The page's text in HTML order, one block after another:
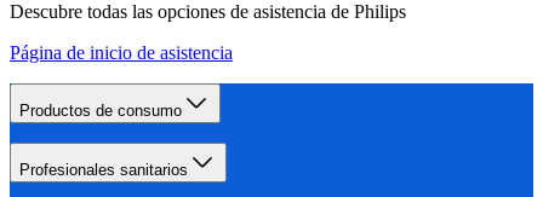
Descubre todas las opciones de asistencia de Philips
Página de inicio de asistencia
Productos de consumo
Profesionales sanitarios